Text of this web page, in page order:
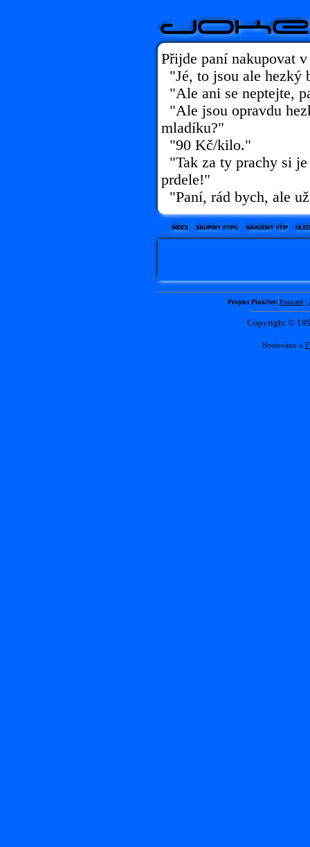
Přijde paní nakupovat
"Jé, to jsou ale hezký
"Ale ani se neptejte,
"Ale jsou opravdu
mladíku?"
"90 Kč/kilo."
"Tak za ty prachy si
prdele!"
"Paní, rád bych, ale
Projekt PinkNet: Postcard|
Copyright ©
Hostováno u